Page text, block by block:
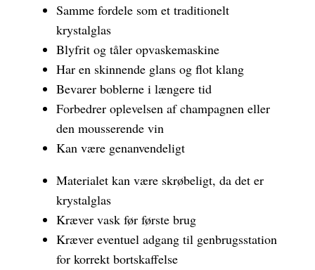
Samme fordele som et traditionelt
krystalglas
Blyfrit og tåler opvaskemaskine
Har en skinnende glans og flot klang
Bevarer boblerne i længere tid
Forbedrer oplevelsen af champagnen eller
den mousserende vin
Kan være genanvendeligt
Materialet kan være skrøbeligt, da det er
krystalglas
Kræver vask før første brug
Kræver eventuel adgang til genbrugsstation
for korrekt bortskaffelse